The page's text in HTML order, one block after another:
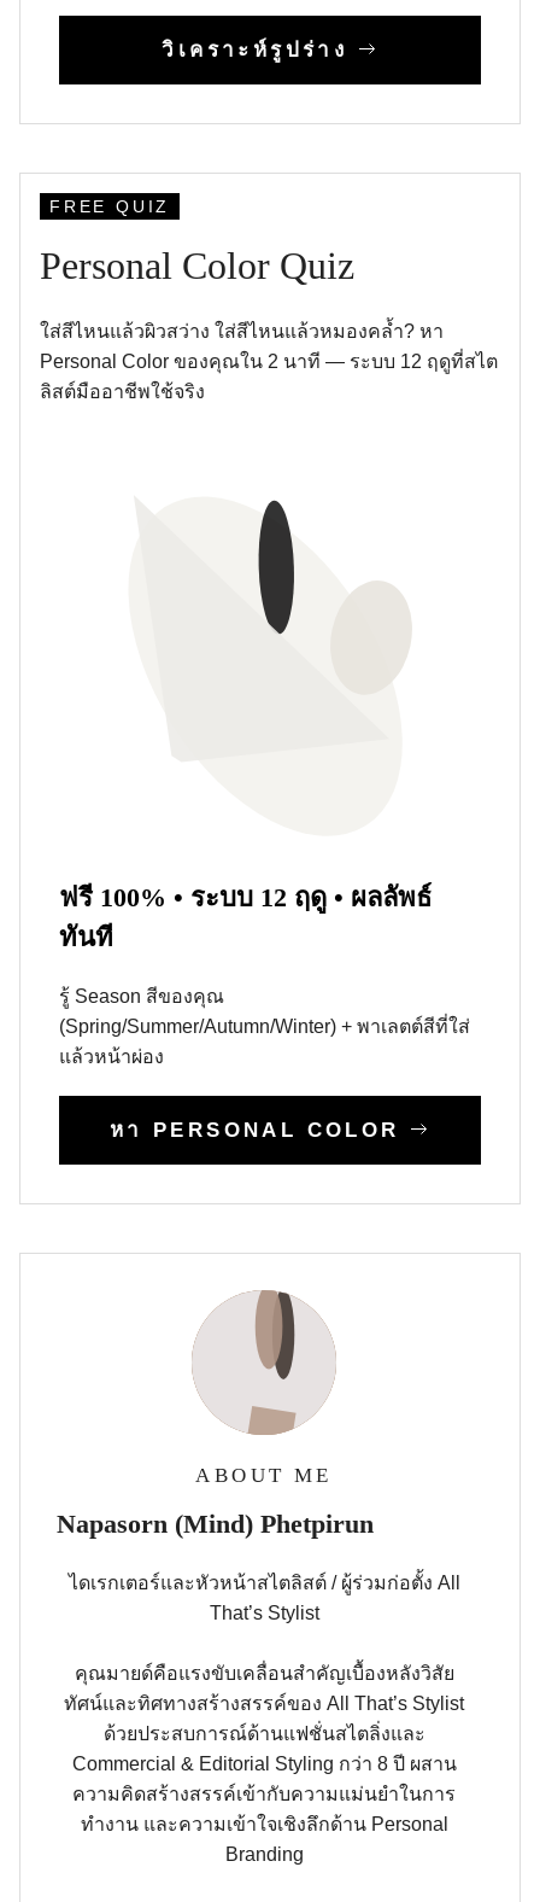
วิเคราะห์รูปร่าง
FREE QUIZ
Personal Color Quiz
ใส่สีไหนแล้วผิวสว่าง ใส่สีไหนแล้วหมองคล้ำ? หา
Personal Color ของคุณใน 2 นาที — ระบบ 12 ฤดูที่สไต
ลิสต์มืออาชีพใช้จริง
ฟรี 100% • ระบบ 12 ฤดู • ผลลัพธ์
ทันที
รู้ Season สีของคุณ
(Spring/Summer/Autumn/Winter) + พาเลตต์สีที่ใส่
แล้วหน้าผ่อง
หา PERSONAL COLOR
ABOUT ME
Napasorn (Mind) Phetpirun
ไดเรกเตอร์และหัวหน้าสไตลิสต์ / ผู้ร่วมก่อตั้ง All
That’s Stylist
คุณมายด์คือแรงขับเคลื่อนสำคัญเบื้องหลังวิสัย
ทัศน์และทิศทางสร้างสรรค์ของ All That’s Stylist
ด้วยประสบการณ์ด้านแฟชั่นสไตลิ่งและ
Commercial & Editorial Styling กว่า 8 ปี ผสาน
ความคิดสร้างสรรค์เข้ากับความแม่นยำในการ
ทำงาน และความเข้าใจเชิงลึกด้าน Personal
Branding